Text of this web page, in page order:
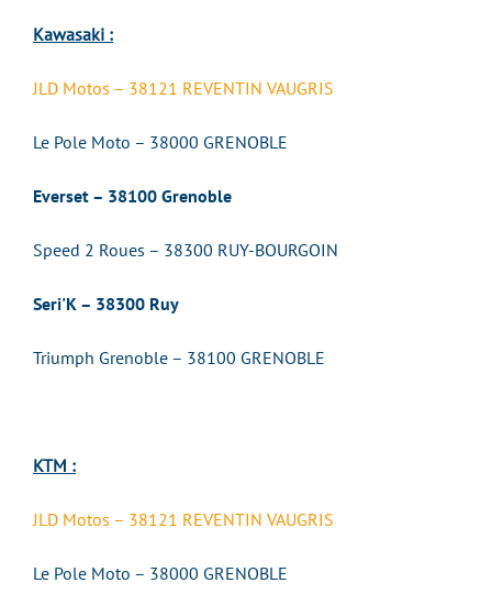
Kawasaki :
JLD Motos – 38121 REVENTIN VAUGRIS
Le Pole Moto – 38000 GRENOBLE
Everset – 38100 Grenoble
Speed 2 Roues – 38300 RUY-BOURGOIN
Seri'K – 38300 Ruy
Triumph Grenoble – 38100 GRENOBLE
KTM :
JLD Motos – 38121 REVENTIN VAUGRIS
Le Pole Moto – 38000 GRENOBLE